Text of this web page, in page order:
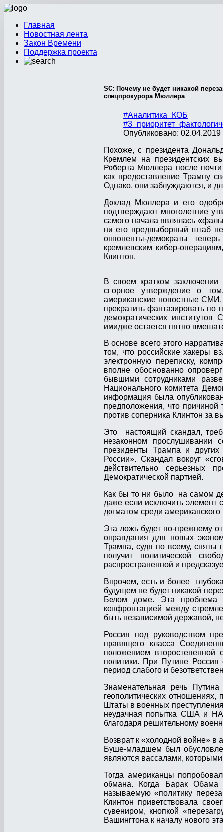
Главная
Новостная лента
Закон Времени
Поддержка проекта
SC: Почему не будет никакой
спецпрокурора Мюллера
#Аналитика_КОБ
Опубликовано: 02.04.2019
Похоже, с президента
Кремлем на президентских
Роберта Мюллера после
как предоставление Трампу
Однако, они заблуждаются, и
Доклад Мюллера и его
подтверждают многолетние
самого начала являлась
ни его предвыборный штаб не
оппоненты-демократы
кремлевским кибер-
Клинтон.
В своем кратком
спорное утверждение о
американские новостные
прекратить фантазировать по
демократических
имидже остается пятно
В основе всего этого
том, что российские хакеры
электронную переписку,
вполне обоснованно
бывшими сотрудниками
Национального комитета
информация была
предположения, что причиной
против соперника Клинтон за
Это настоящий скандал,
незаконном прослушивании
президенты Трампа и
России». Скандал вокруг
действительно серьезных
Демократической партией.
Как бы то ни было на самом
даже если исключить
догматом среди
Эта ложь будет по-прежнему
оправдания для новых
Трампа, судя по всему, сняты
получит политической
распространенной и
Впрочем, есть и более
будущем не будет никакой
Белом доме. Эта проблема
конфронтацией между
быть независимой державой,
Россия под руководством
правящего класса
положением
политики. При Путине Россия
период слабого и
Знаменательная речь
геополитических
Штаты в военных
неудачная попытка США и
благодаря решительному
Возврат к «холодной войне»
Буше-младшем был
являются вассалами,
Тогда американцы
обмана. Когда Барак Обама
называемую «политику
Клинтон приветствовала
сувениром, кнопкой
Вашингтона к началу нового